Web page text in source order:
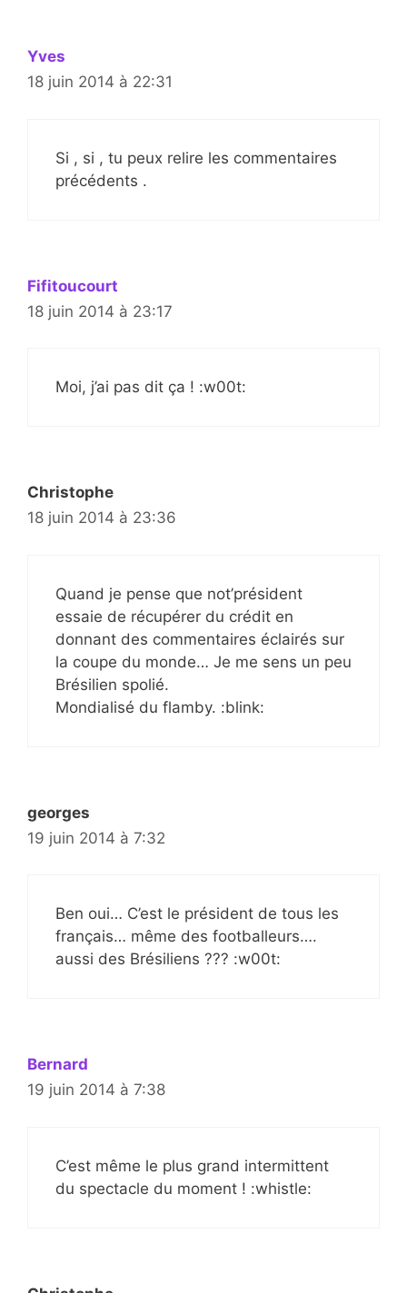
Yves
18 juin 2014 à 22:31
Si , si , tu peux relire les commentaires
précédents .
Fifitoucourt
18 juin 2014 à 23:17
Moi, j’ai pas dit ça ! :w00t:
Christophe
18 juin 2014 à 23:36
Quand je pense que not’président
essaie de récupérer du crédit en
donnant des commentaires éclairés sur
la coupe du monde… Je me sens un peu
Brésilien spolié.
Mondialisé du flamby. :blink:
georges
19 juin 2014 à 7:32
Ben oui… C’est le président de tous les
français… même des footballeurs….
aussi des Brésiliens ??? :w00t:
Bernard
19 juin 2014 à 7:38
C’est même le plus grand intermittent
du spectacle du moment ! :whistle: